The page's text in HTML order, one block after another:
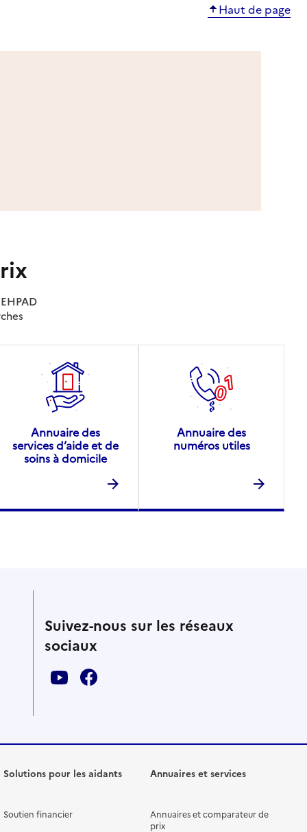
Haut de page
Annuaire des
services d’aide et de
soins à domicile
Annuaire des
numéros utiles
Suivez-nous sur les réseaux
sociaux
Solutions pour les aidants
Soutien financier
Annuaires et services
Annuaires et comparateur de
prix